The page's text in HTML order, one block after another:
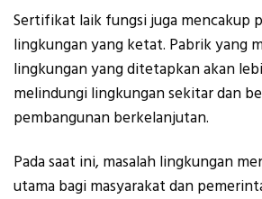
Sertifikat laik fungsi juga mencakup
lingkungan yang ketat. Pabrik yang
lingkungan yang ditetapkan akan
melindungi lingkungan sekitar dan
pembangunan berkelanjutan.
Pada saat ini, masalah lingkungan
utama bagi masyarakat dan